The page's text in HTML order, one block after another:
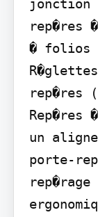
jonction
rep�res
� folios
rep�res
Rep�res
un
porte-